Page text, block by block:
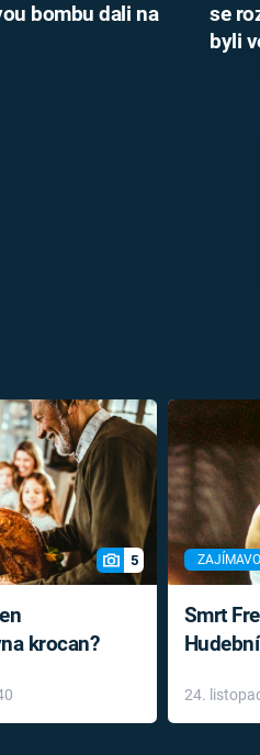
bombu dali na
se
byli
5
krocan?
Smrt
léky
24.